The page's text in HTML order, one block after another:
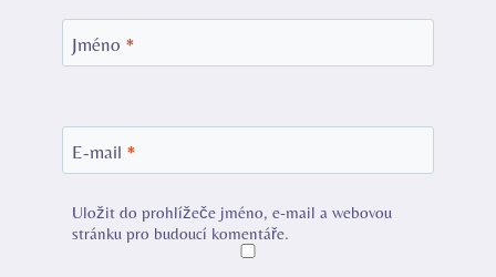
Jméno *
E-mail *
Uložit do prohlížeče jméno, e-mail a webovou
stránku pro budoucí komentáře.